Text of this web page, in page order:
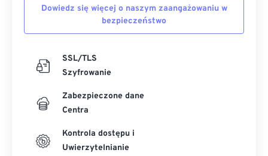
Dowiedz się więcej o naszym zaangażowaniu w
bezpieczeństwo
SSL/TLS
Szyfrowanie
Zabezpieczone dane
Centra
Kontrola dostępu i
Uwierzytelnianie